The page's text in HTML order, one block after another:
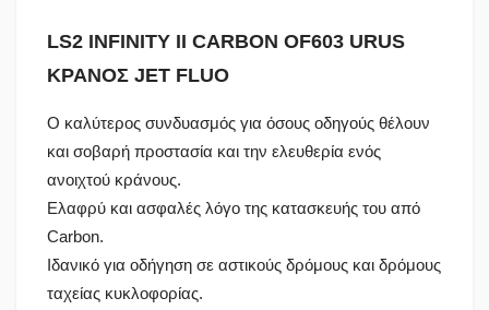
LS2 INFINITY II CARBON OF603 URUS
ΚΡΑΝΟΣ JET FLUO
Ο καλύτερος συνδυασμός για όσους οδηγούς θέλουν
και σοβαρή προστασία και την ελευθερία ενός
ανοιχτού κράνους.
Ελαφρύ και ασφαλές λόγο της κατασκευής του από
Carbon.
Ιδανικό για οδήγηση σε αστικούς δρόμους και δρόμους
ταχείας κυκλοφορίας.